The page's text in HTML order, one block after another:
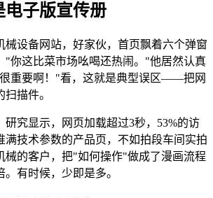
电子版宣传册
械设备网站，好家伙，首页飘着六个弹窗
"你这比菜市场吆喝还热闹。"他居然认真
重要啊！"看，这就是典型误区——把网
描件。
研究显示，网页加载超过3秒，53%的访
满技术参数的产品页，不如拍段车间实拍
械的客户，把"如何操作"做成了漫画流程
有时候，少即是多。